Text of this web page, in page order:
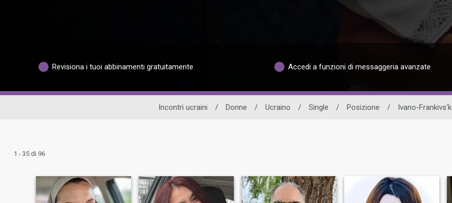
Revisiona i tuoi abbinamenti gratuitamente Accedi a funzioni di messaggeria avanzate
Incontri ucraini / Donne / Ucraino / Single / Posizione / Ivano-Frankivs'k
1 - 35 di 96